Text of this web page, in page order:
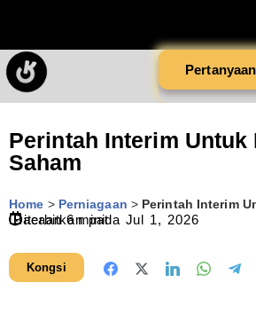
Pertanyaan
Perintah Interim Untuk
Saham
Home > Perniagaan > Perintah Interim
Diterbitkan pada Jul 1, 2026
Bacaan6 minit
Kongsi